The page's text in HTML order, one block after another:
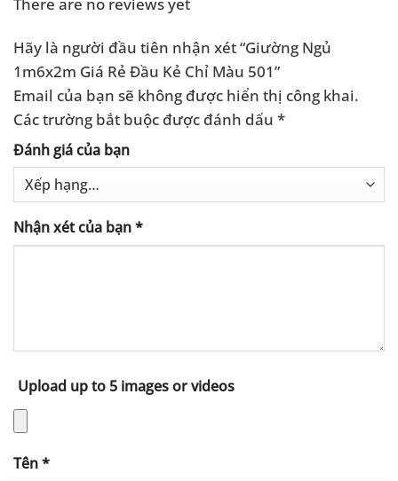
Hãy là người đầu tiên nhận xét “Giường Ngủ
1m6x2m Giá Rẻ Đầu Kẻ Chỉ Màu 501”
Email của bạn sẽ không được hiển thị công khai.
Các trường bắt buộc được đánh dấu *
Đánh giá của bạn
Nhận xét của bạn*
Upload up to 5 images or videos
Tên*